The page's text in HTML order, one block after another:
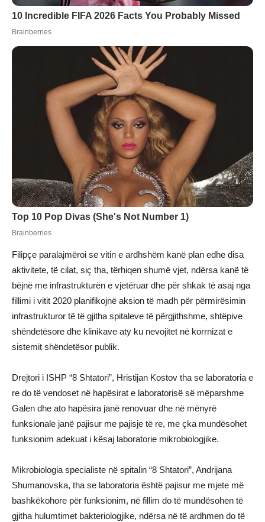
Filipçe paralajmëroi se vitin e ardhshëm kanë plan edhe disa
aktivitete, të cilat, siç tha, tërhiqen shumë vjet, ndërsa kanë të
bëjnë me infrastrukturën e vjetëruar dhe për shkak të asaj nga
fillimi i vitit 2020 planifikojnë aksion të madh për përmirësimin
infrastrukturor të të gjitha spitaleve të përgjithshme, shtëpive
shëndetësore dhe klinikave aty ku nevojitet në korrnizat e
sistemit shëndetësor publik.
Drejtori i ISHP “8 Shtatori”, Hristijan Kostov tha se laboratoria e
re do të vendoset në hapësirat e laboratorisë së mëparshme
Galen dhe ato hapësira janë renovuar dhe në mënyrë
funksionale janë pajisur me pajisje të re, me çka mundësohet
funksionim adekuat i kësaj laboratorie mikrobiologjike.
Mikrobiologia specialiste në spitalin “8 Shtatori”, Andrijana
Shumanovska, tha se laboratoria është pajisur me mjete më
bashkëkohore për funksionim, në fillim do të mundësohen të
gjitha hulumtimet bakteriologjike, ndërsa në të ardhmen do të